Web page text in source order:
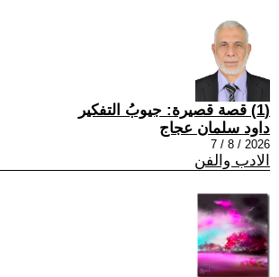
(1) قصة قصيرة: جيوبُ التفكير
داود سلمان عجاج
2026 / 8 / 7
الادب والفن